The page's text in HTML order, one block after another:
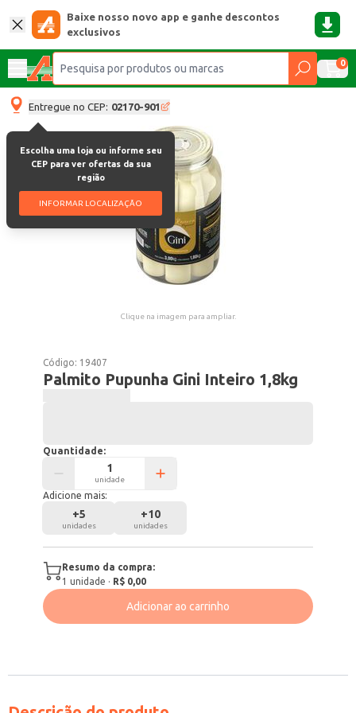
Baixe nosso novo app e ganhe descontos
exclusivos
0
Entregue no CEP: 02170-901
Escolha uma loja ou informe seu
CEP para ver ofertas da sua
região
INFORMAR LOCALIZAÇÃO
Clique na imagem para ampliar.
Código: 19407
Palmito Pupunha Gini Inteiro 1,8kg
Quantidade:
unidade
Adicione mais:
+ 5
unidades
+ 10
unidades
Resumo da compra:
1 unidade R$ 0,00
Adicionar ao carrinho
Descrição do produto